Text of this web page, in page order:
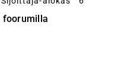
foorumilla